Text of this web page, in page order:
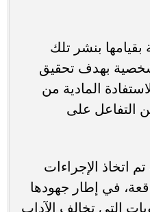
بقيامها بنشر تلك
بهدف تحقيق
المادية من
التفاعل على
اتخاذ الإجراءات
في إطار جهودها
التي تخالف الآداب